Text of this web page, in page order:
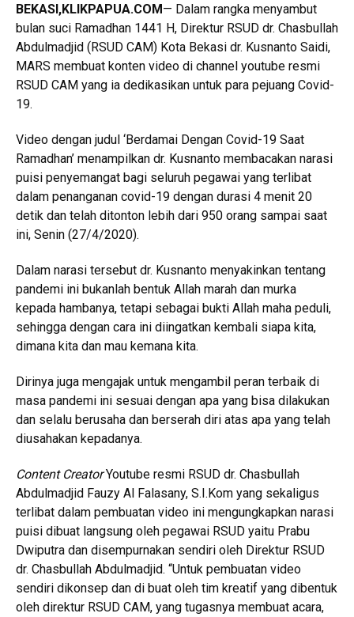
BEKASI,KLIKPAPUA.COM— Dalam rangka menyambut
bulan suci Ramadhan 1441 H, Direktur RSUD dr. Chasbullah
Abdulmadjid (RSUD CAM) Kota Bekasi dr. Kusnanto Saidi,
MARS membuat konten video di channel youtube resmi
RSUD CAM yang ia dedikasikan untuk para pejuang Covid-
19.
Video dengan judul ‘Berdamai Dengan Covid-19 Saat
Ramadhan’ menampilkan dr. Kusnanto membacakan narasi
puisi penyemangat bagi seluruh pegawai yang terlibat
dalam penanganan covid-19 dengan durasi 4 menit 20
detik dan telah ditonton lebih dari 950 orang sampai saat
ini, Senin (27/4/2020).
Dalam narasi tersebut dr. Kusnanto menyakinkan tentang
pandemi ini bukanlah bentuk Allah marah dan murka
kepada hambanya, tetapi sebagai bukti Allah maha peduli,
sehingga dengan cara ini diingatkan kembali siapa kita,
dimana kita dan mau kemana kita.
Dirinya juga mengajak untuk mengambil peran terbaik di
masa pandemi ini sesuai dengan apa yang bisa dilakukan
dan selalu berusaha dan berserah diri atas apa yang telah
diusahakan kepadanya.
Content CreatorYoutube resmi RSUD dr. Chasbullah
Abdulmadjid Fauzy Al Falasany, S.I.Kom yang sekaligus
terlibat dalam pembuatan video ini mengungkapkan narasi
puisi dibuat langsung oleh pegawai RSUD yaitu Prabu
Dwiputra dan disempurnakan sendiri oleh Direktur RSUD
dr. Chasbullah Abdulmadjid. “Untuk pembuatan video
sendiri dikonsep dan di buat oleh tim kreatif yang dibentuk
oleh direktur RSUD CAM, yang tugasnya membuat acara,